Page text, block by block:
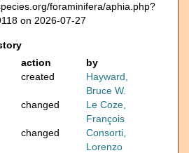
foraminifera/aphia.php?
on 2026-07-27
action
by
created
Hayward,
Bruce W.
changed
Le Coze,
François
changed
Consorti,
Lorenzo